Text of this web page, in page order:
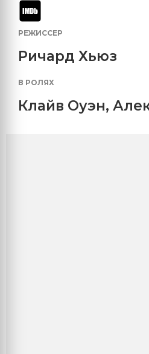
РЕЖИССЕР
Ричард Хьюз
В РОЛЯХ
Клайв Оуэн,